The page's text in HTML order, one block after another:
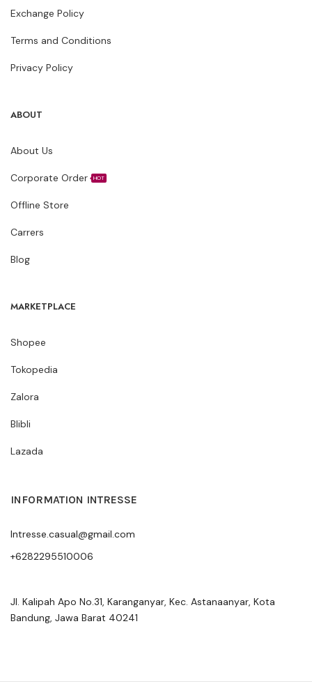
Exchange Policy
Terms and Conditions
Privacy Policy
ABOUT
About Us
Corporate Order HOT
Offline Store
Carrers
Blog
MARKETPLACE
Shopee
Tokopedia
Zalora
Blibli
Lazada
INFORMATION INTRESSE
Intresse.casual@gmail.com
+6282295510006
Jl. Kalipah Apo No.31, Karanganyar, Kec. Astanaanyar, Kota
Bandung, Jawa Barat 40241